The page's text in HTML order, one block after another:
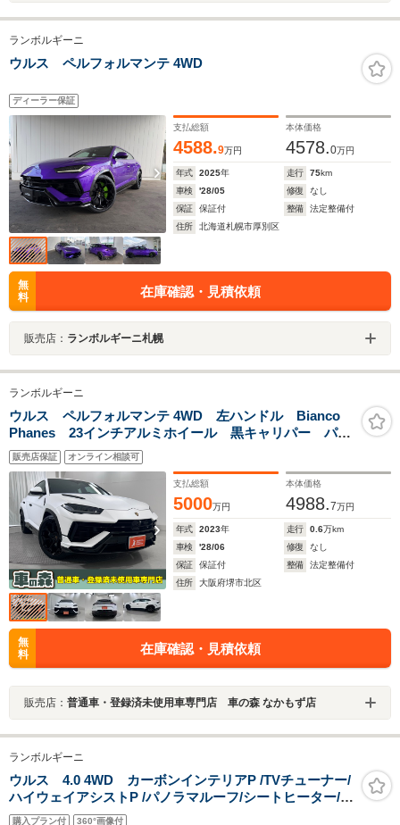
ランボルギーニ
ウルス ペルフォルマンテ 4WD
ディーラー保証
支払総額
4588.9万円
本体価格
4578.0万円
年式 2025年 走行 75km
車検
'28/05 修復
なし
保証
保証付 整備
法定整備付
住所
北海道札幌市厚別区
無
料
在庫確認・見積依頼
販売店： ランボルギーニ札幌
ランボルギーニ
ウルス ペルフォルマンテ 4WD 左ハンドル Bianco
Phanes 23インチアルミホイール 黒キャリパー パノ
ラマルーフ Bang&Olufsenサウンドシステム ヘッドア
ップディスプレイ アンビエントライト 電動シート
アルカンターラステアリング
販売店保証 オンライン相談可
支払総額
5000万円
本体価格
4988.7万円
年式 2023年 走行 0.6万km
車検
'28/06 修復
なし
保証
保証付 整備
法定整備付
住所
大阪府堺市北区
無
料
在庫確認・見積依頼
販売店： 普通車・登録済未使用車専門店 車の森 なかもず店
ランボルギーニ
ウルス 4.0 4WD カーボンインテリアP /TVチューナー/
ハイウェイアシストP /パノラマルーフ/シートヒーター/ベ
ンチレーター/アーバンロードAP /Bang&Olufsen /ナイト
購入プラン付 360°画像付